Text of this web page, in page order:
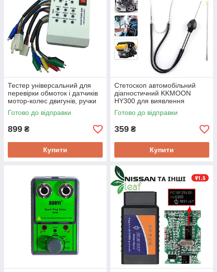
Тестер універсальний для
перевірки обмоток і датчиків
мотор-колес двигунів, ручки
газу KRONOS E-Test V2.0
Готово до відправки
899 ₴
Купити
Стетоскоп автомобільний
діагностичний KKMOON
HY300 для виявлення
проблем у моторі авто
Оригінал!
Готово до відправки
359 ₴
Купити